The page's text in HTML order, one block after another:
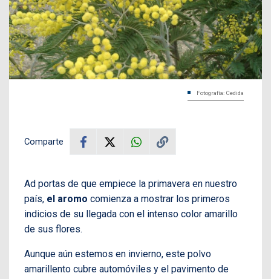
Fotografía: Cedida
Comparte
Ad portas de que empiece la primavera en nuestro
país, el aromo comienza a mostrar los primeros
indicios de su llegada con el intenso color amarillo
de sus flores.
Aunque aún estemos en invierno, este polvo
amarillento cubre automóviles y el pavimento de